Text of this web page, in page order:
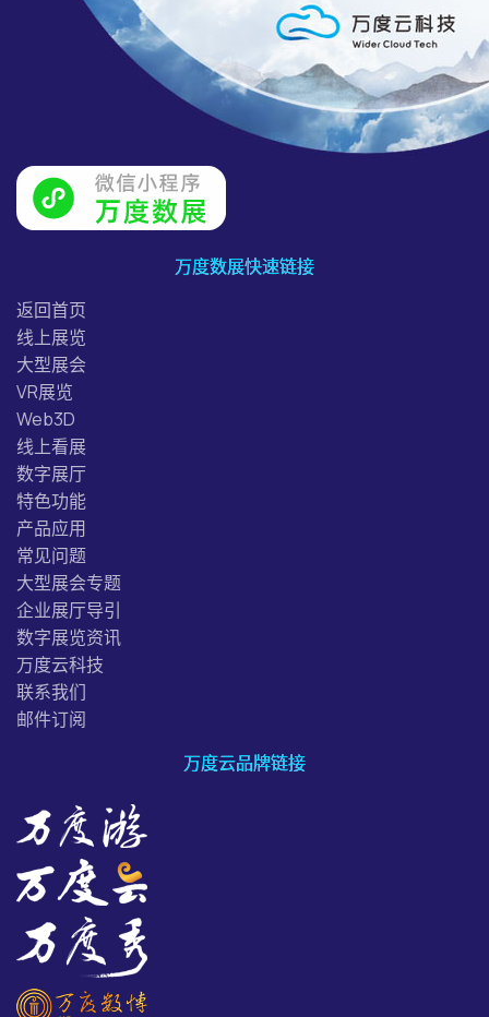
万度数展快速链接
返回首页
线上展览
大型展会
VR展览
Web3D
线上看展
数字展厅
特色功能
产品应用
常见问题
大型展会专题
企业展厅导引
数字展览资讯
万度云科技
联系我们
邮件订阅
万度云品牌链接